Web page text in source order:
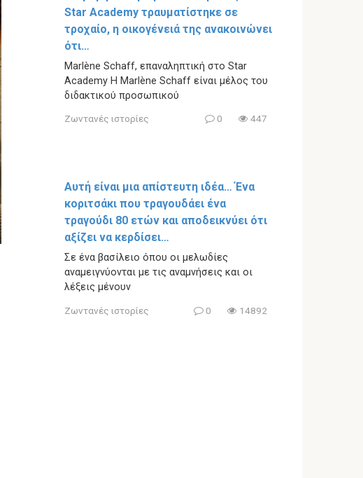
Star Academy τραυματίστηκε σε
τροχαίο, η οικογένειά της ανακοινώνει
ότι…
Marlène Schaff, επαναληπτική στο Star
Academy Η Marlène Schaff είναι μέλος του
διδακτικού προσωπικού
Ζωντανές ιστορίες 0 447
Αυτή είναι μια απίστευτη ιδέα… Ένα
κοριτσάκι που τραγουδάει ένα
τραγούδι 80 ετών και αποδεικνύει ότι
αξίζει να κερδίσει…
Σε ένα βασίλειο όπου οι μελωδίες
αναμειγνύονται με τις αναμνήσεις και οι
λέξεις μένουν
Ζωντανές ιστορίες 0 14892